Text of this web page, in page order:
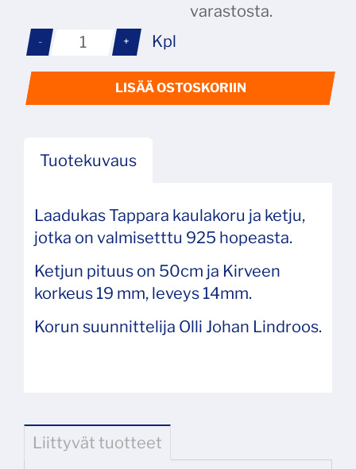
varastosta.
- + Kpl
LISÄÄ OSTOSKORIIN
Tuotekuvaus
Laadukas Tappara kaulakoru ja ketju,
jotka on valmisetttu 925 hopeasta.
Ketjun pituus on 50cm ja Kirveen
korkeus 19 mm, leveys 14mm.
Korun suunnittelija Olli Johan Lindroos.
Liittyvät tuotteet